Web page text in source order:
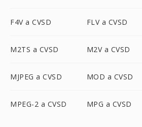
F4V a CVSD FLV a CVSD
M2TS a CVSD M2V a CVSD
MJPEG a CVSD MOD a CVSD
MPEG-2 a CVSD MPG a CVSD